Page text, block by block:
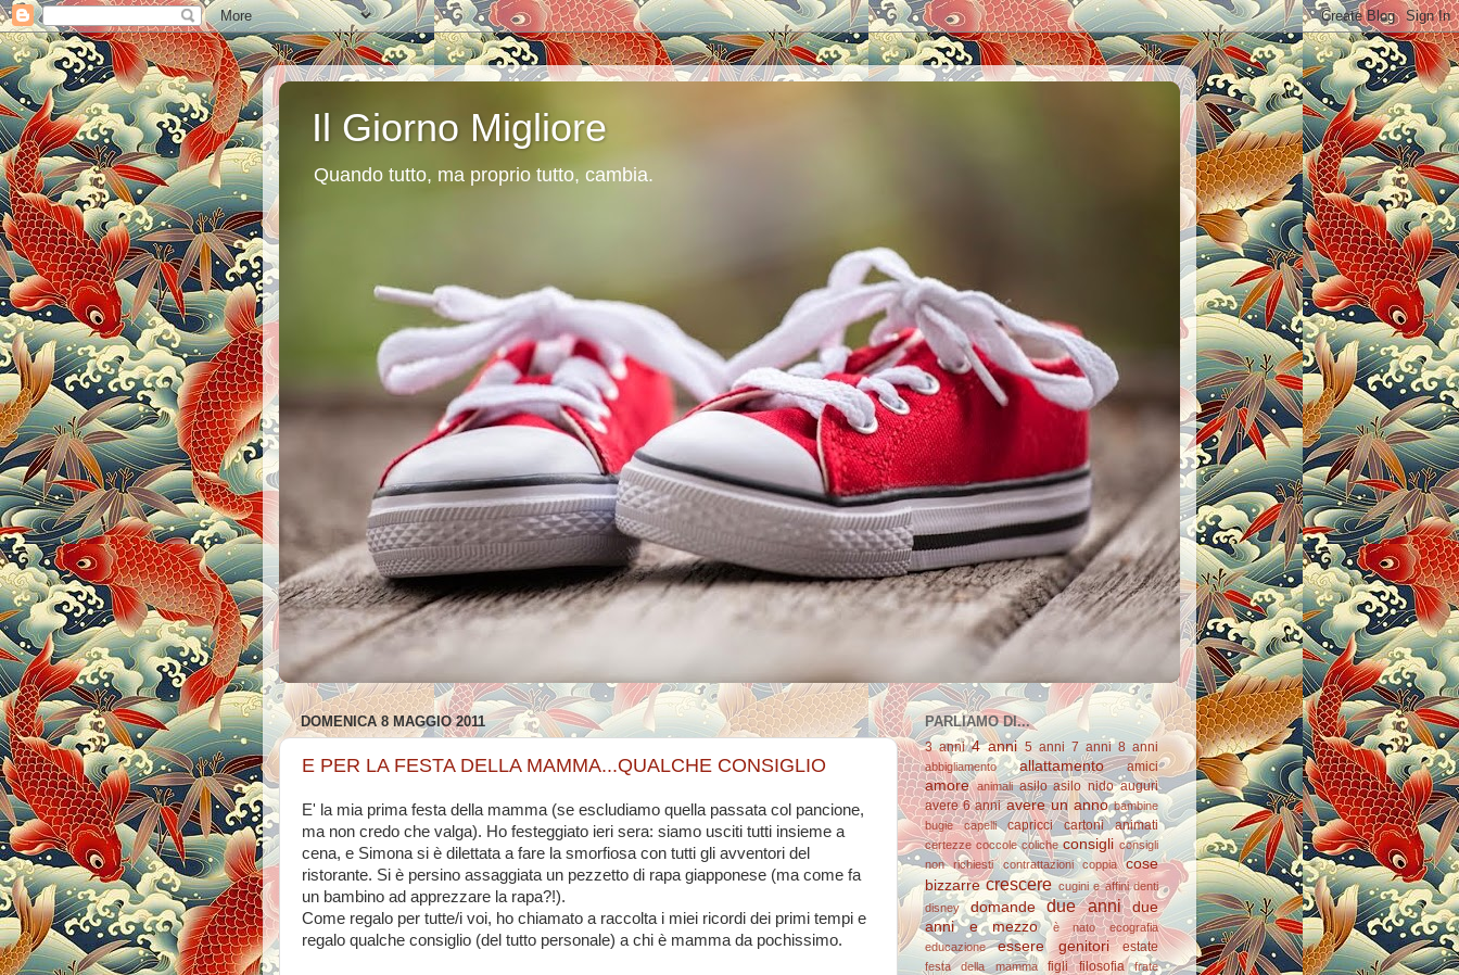
Il Giorno Migliore
Quando tutto, ma proprio tutto, cambia.
DOMENICA 8 MAGGIO 2011
E PER LA FESTA DELLA MAMMA...QUALCHE CONSIGLIO
E' la mia prima festa della mamma (se escludiamo quella passata col pancione,
ma non credo che valga). Ho festeggiato ieri sera: siamo usciti tutti insieme a
cena, e Simona si è dilettata a fare la smorfiosa con tutti gli avventori del
ristorante. Si è persino assaggiata un pezzetto di rapa giapponese (ma come fa
un bambino ad apprezzare la rapa?!).
Come regalo per tutte/i voi, ho chiamato a raccolta i miei ricordi dei primi tempi e
regalo qualche consiglio (del tutto personale) a chi è mamma da pochissimo.
PARLIAMO DI...
3 anni 4 anni 5 anni 7 anni 8 anni
abbigliamento allattamento amici
amore animali asilo asilo nido auguri
avere 6 anni avere un anno bambine
bugie
capelli capricci cartoni animati
certezze coccole coliche consigli consigli
non richiesti
contrattazioni coppia
cose
bizzarre crescere cugini e affini denti
disney
domande due anni
due
anni e mezzo
è nato
ecografia
educazione
essere genitori estate
festa della mamma figli filosofia frate